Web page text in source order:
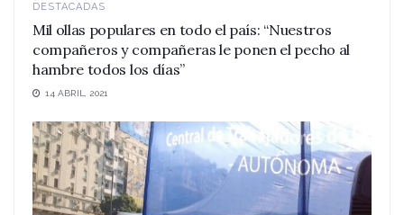
DESTACADAS
Mil ollas populares en todo el país: “Nuestros
compañeros y compañeras le ponen el pecho al
hambre todos los días”
14 ABRIL, 2021